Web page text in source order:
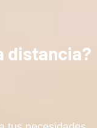
distancia?